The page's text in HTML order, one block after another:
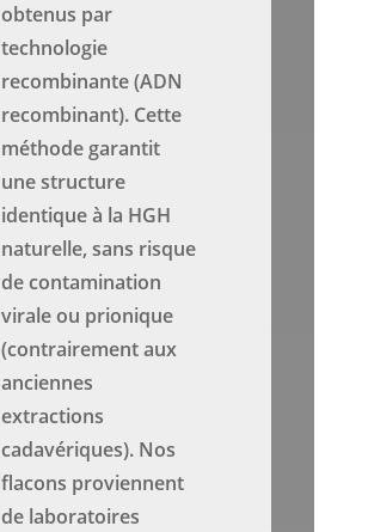
obtenus par
technologie
recombinante (ADN
recombinant). Cette
méthode garantit
une structure
identique à la HGH
naturelle, sans risque
de contamination
virale ou prionique
(contrairement aux
anciennes
extractions
cadavériques). Nos
flacons proviennent
de laboratoires